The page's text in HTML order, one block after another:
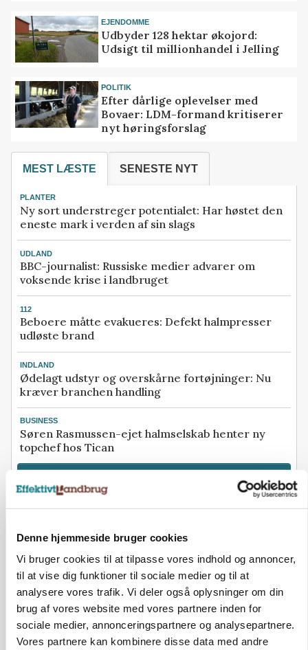
Denne hjemmeside bruger cookies
Vi bruger cookies til at tilpasse vores indhold og annoncer,
til at vise dig funktioner til sociale medier og til at
analysere vores trafik. Vi deler også oplysninger om din
brug af vores website med vores partnere inden for
sociale medier, annonceringspartnere og analysepartnere.
Vores partnere kan kombinere disse data med andre
EJENDOMME
Udbyder 128 hektar økojord:
Udsigt til millionhandel i Jelling
POLITIK
Efter dårlige oplevelser med
Bovaer: LDM-formand kritiserer
nyt høringsforslag
MEST LÆSTE SENESTE NYT
PLANTER
Ny sort understreger potentialet: Har høstet den
eneste mark i verden af sin slags
UDLAND
BBC-journalist: Russiske medier advarer om
voksende krise i landbruget
112
Beboere måtte evakueres: Defekt halmpresser
udløste brand
INDLAND
Ødelagt udstyr og overskårne fortøjninger: Nu
kræver branchen handling
BUSINESS
Søren Rasmussen-ejet halmselskab henter ny
topchef hos Tican
Loading...